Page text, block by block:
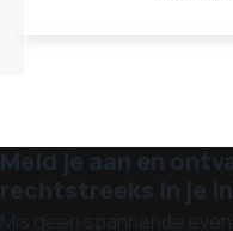
Meld je aan en
rechtstreeks in je
Mis geen spannende